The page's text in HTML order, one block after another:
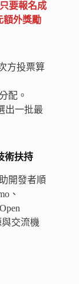
只要報名成
額外獎勵
方投票算
配。
出一批最
術扶持
開發者順
、
交流機